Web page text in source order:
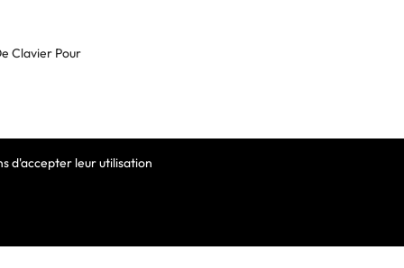
d'accepter leur utilisation
Clavier Pour